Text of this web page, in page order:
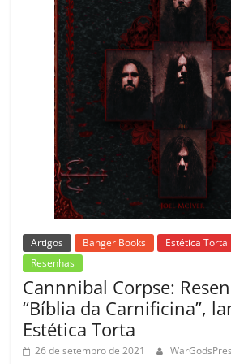
Artigos Banger Books Estética Torta
Resenhas
Cannnibal Corpse:
“Bíblia da Carnificina”,
Estética Torta
26 de setembro de 2021